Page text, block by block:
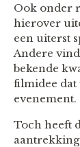
Ook onder
hierover
een uiterst
Andere
bekende
filmidee dat
evenement.
Toch heeft